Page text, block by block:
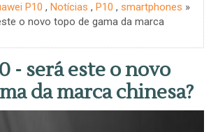
P10 , Notícias , P10 , smartphones »
o novo topo de gama da marca
- será este o novo
da marca chinesa?